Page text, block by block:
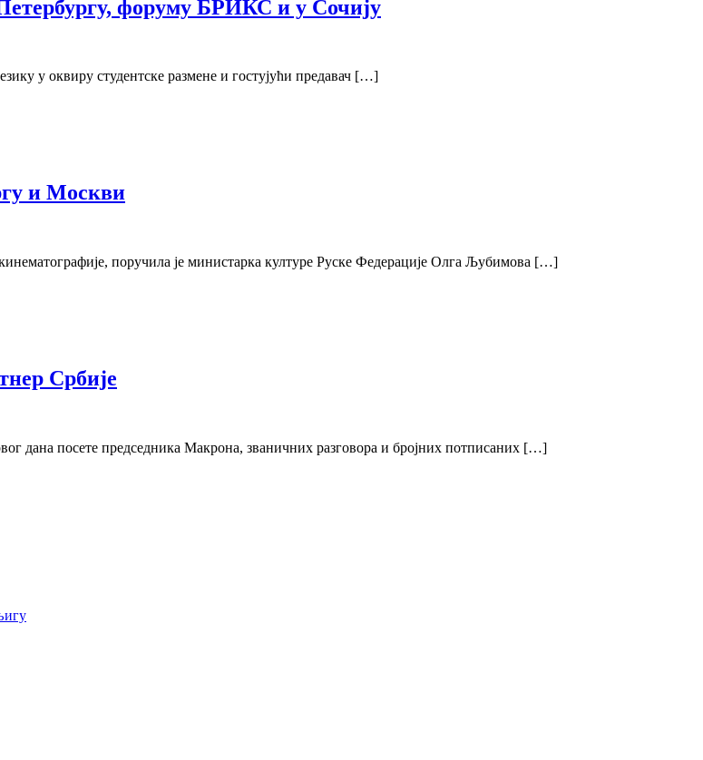
форуму БРИКС и у Сочију
у оквиру студентске размене и гостујући предавач […]
и Москви
поручила је министарка културе Руске Федерације Олга Љубимова […]
Србије
дана посете председника Макрона, званичних разговора и бројних потписаних […]